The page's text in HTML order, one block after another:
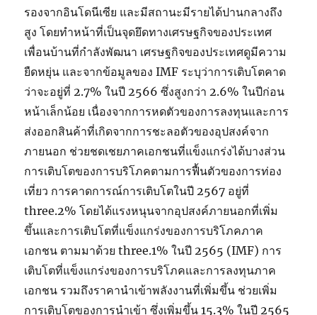
รองจากอินโดนีเซีย และมีสถานะมีรายได้ปานกลางถึง
สูง โดยทำหน้าที่เป็นจุดยึดทางเศรษฐกิจของประเทศ
เพื่อนบ้านที่กำลังพัฒนา เศรษฐกิจของประเทศดูมีความ
ยืดหยุ่น และจากข้อมูลของ IMF ระบุว่าการเติบโตคาด
ว่าจะอยู่ที่ 2.7% ในปี 2566 ซึ่งสูงกว่า 2.6% ในปีก่อน
หน้าเล็กน้อย เนื่องจากการหดตัวของการลงทุนและการ
ส่งออกสินค้าที่เกิดจากการชะลอตัวของอุปสงค์จาก
ภายนอก ช่วยชดเชยภาคเอกชนที่แข็งแกร่งได้บางส่วน
การเติบโตของการบริโภคตามการฟื้นตัวของการท่อง
เที่ยว การคาดการณ์การเติบโตในปี 2567 อยู่ที่
three.2% โดยได้แรงหนุนจากอุปสงค์ภายนอกที่เพิ่ม
ขึ้นและการเติบโตที่แข็งแกร่งของการบริโภคภาค
เอกชน ตามมาด้วย three.1% ในปี 2565 (IMF) การ
เติบโตที่แข็งแกร่งของการบริโภคและการลงทุนภาค
เอกชน รวมถึงราคานำเข้าพลังงานที่เพิ่มขึ้น ช่วยเพิ่ม
การเติบโตของการนำเข้า ซึ่งเพิ่มขึ้น 15.3% ในปี 2565